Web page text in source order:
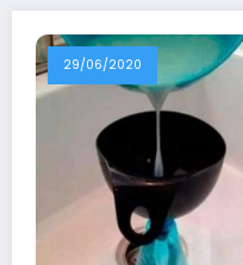
29/06/2020